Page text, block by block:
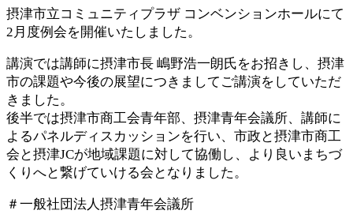
摂津市立コミュニティプラザ コンベンションホールにて
2月度例会を開催いたしました。
講演では講師に摂津市長 嶋野浩一朗氏をお招きし、摂津
市の課題や今後の展望につきましてご講演をしていただ
きました。
後半では摂津市商工会青年部、摂津青年会議所、講師に
よるパネルディスカッションを行い、市政と摂津市商工
会と摂津JCが地域課題に対して協働し、より良いまちづ
くりへと繋げていける会となりました。
＃一般社団法人摂津青年会議所